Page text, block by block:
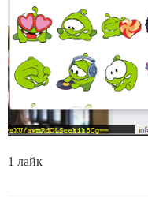
1 лайк